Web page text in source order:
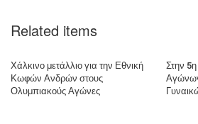
Related items
Χάλκινο μετάλλιο για την Εθνική
Κωφών Ανδρών στους
Ολυμπιακούς Αγώνες
Στην